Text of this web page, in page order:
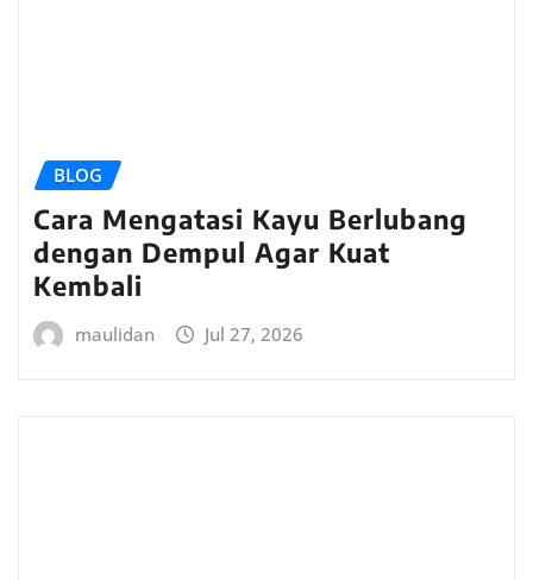
BLOG
Cara Mengatasi Kayu Berlubang
dengan Dempul Agar Kuat
Kembali
maulidan Jul 27, 2026